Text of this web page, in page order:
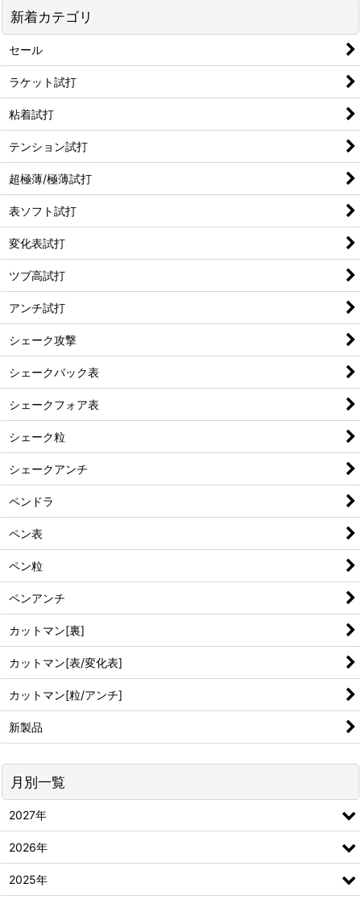
新着カテゴリ
セール
ラケット試打
粘着試打
テンション試打
超極薄/極薄試打
表ソフト試打
変化表試打
ツブ高試打
アンチ試打
シェーク攻撃
シェークバック表
シェークフォア表
シェーク粒
シェークアンチ
ペンドラ
ペン表
ペン粒
ペンアンチ
カットマン[裏]
カットマン[表/変化表]
カットマン[粒/アンチ]
新製品
月別一覧
2027年
2026年
2025年